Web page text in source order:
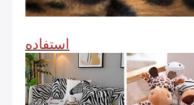
استفاده